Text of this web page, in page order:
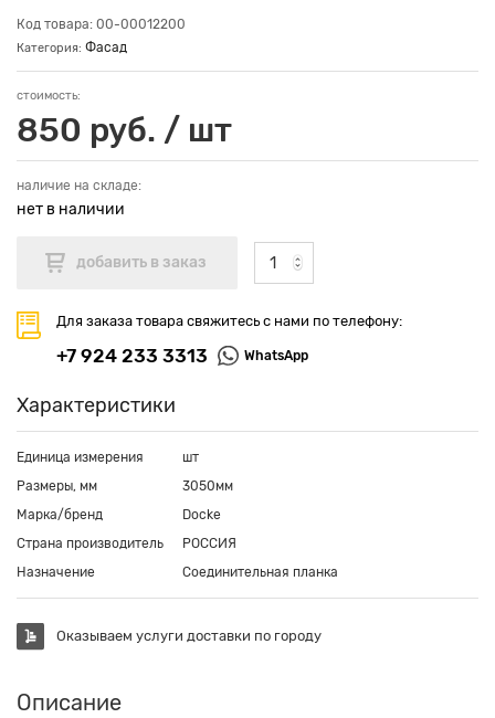
Код товара: 00-00012200
Категория: Фасад
стоимость:
850 руб. / шт
наличие на складе:
нет в наличии
Для заказа товара свяжитесь с нами по телефону:
+7 924 233 3313 WhatsApp
Характеристики
Единица измерения
шт
Размеры, мм
3050мм
Марка/бренд
Docke
Страна производитель
РОССИЯ
Назначение
Соединительная планка
Оказываем услуги доставки по городу
Описание